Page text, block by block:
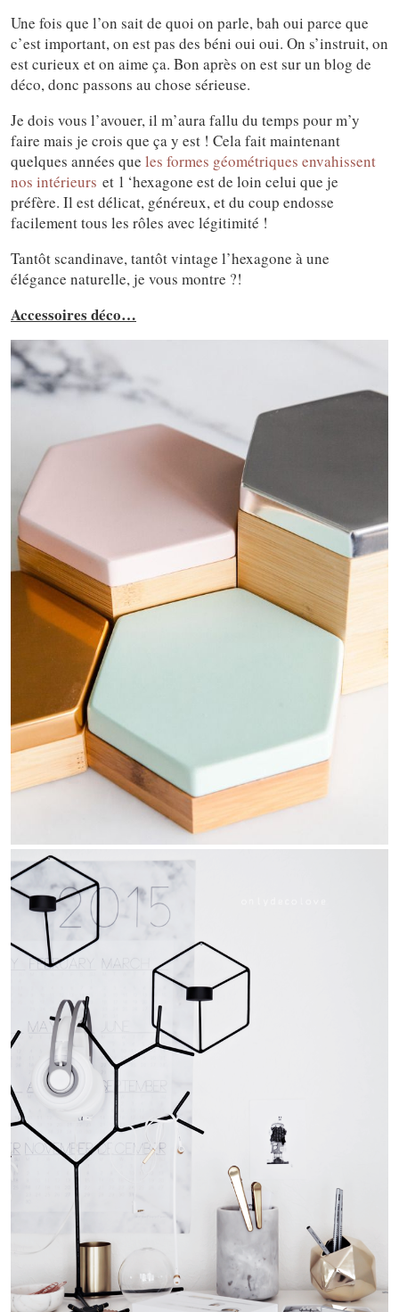
Une fois que l’on sait de quoi on parle, bah oui parce que
c’est important, on est pas des béni oui oui. On s’instruit, on
est curieux et on aime ça. Bon après on est sur un blog de
déco, donc passons au chose sérieuse.
Je dois vous l’avouer, il m’aura fallu du temps pour m’y
faire mais je crois que ça y est ! Cela fait maintenant
quelques années que les formes géométriques envahissent
nos intérieurs et l ‘hexagone est de loin celui que je
préfère. Il est délicat, généreux, et du coup endosse
facilement tous les rôles avec légitimité !
Tantôt scandinave, tantôt vintage l’hexagone à une
élégance naturelle, je vous montre ?!
Accessoires déco…